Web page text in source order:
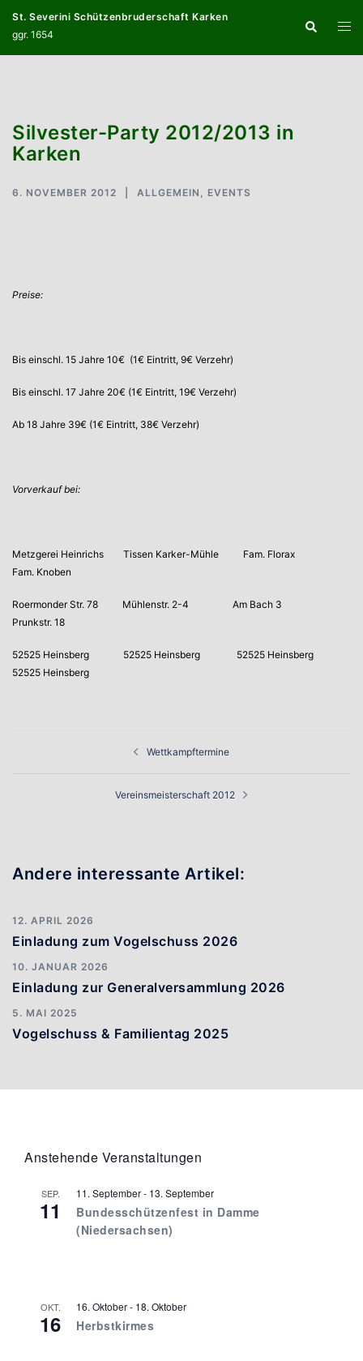
springen
St. Severini Schützenbruderschaft Karken
ggr. 1654
Suche
Menü
Silvester-Party 2012/2013 in
Karken
6. NOVEMBER 2012 ALLGEMEIN , EVENTS
Preise:
Bis einschl. 15 Jahre 10€ (1€ Eintritt, 9€ Verzehr)
Bis einschl. 17 Jahre 20€ (1€ Eintritt, 19€ Verzehr)
Ab 18 Jahre 39€ (1€ Eintritt, 38€ Verzehr)
Vorverkauf bei:
Metzgerei Heinrichs Tissen Karker-Mühle Fam. Florax
Fam. Knoben
Roermonder Str. 78 Mühlenstr. 2-4 Am Bach 3
Prunkstr. 18
52525 Heinsberg 52525 Heinsberg 52525 Heinsberg
52525 Heinsberg
Wettkampftermine
Vereinsmeisterschaft 2012
Andere interessante Artikel:
12. APRIL 2026
Einladung zum Vogelschuss 2026
10. JANUAR 2026
Einladung zur Generalversammlung 2026
5. MAI 2025
Vogelschuss & Familientag 2025
Anstehende Veranstaltungen
SEP.
11
11. September- 13. September
Bundesschützenfest in Damme
(Niedersachsen)
OKT.
16
16. Oktober- 18. Oktober
Herbstkirmes